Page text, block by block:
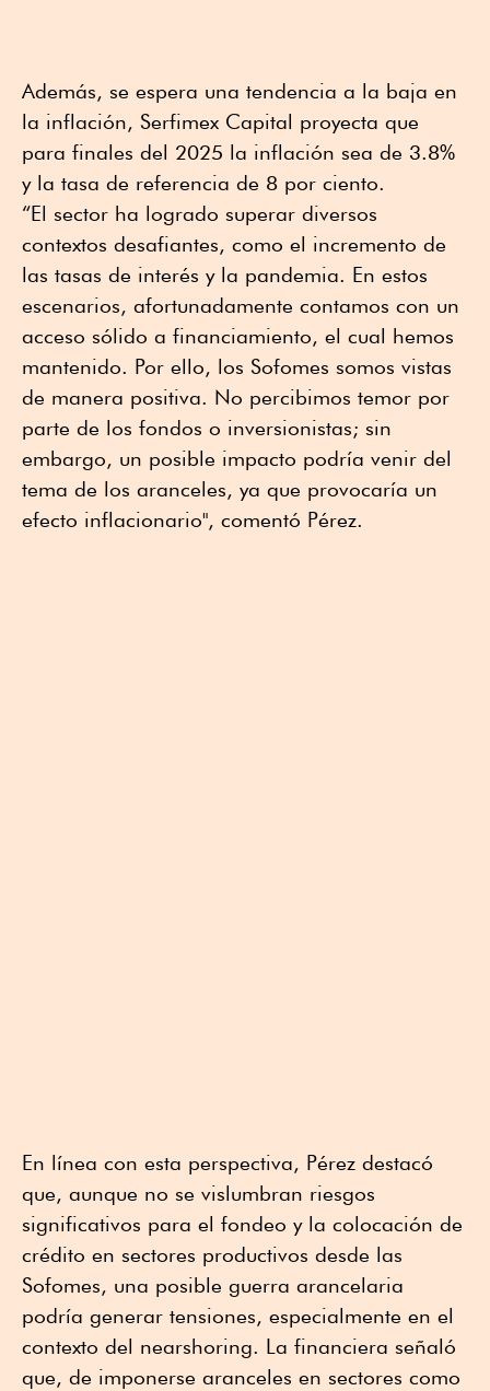
Además, se espera una tendencia a la baja en
la inflación, Serfimex Capital proyecta que
para finales del 2025 la inflación sea de 3.8%
y la tasa de referencia de 8 por ciento.
“El sector ha logrado superar diversos
contextos desafiantes, como el incremento de
las tasas de interés y la pandemia. En estos
escenarios, afortunadamente contamos con un
acceso sólido a financiamiento, el cual hemos
mantenido. Por ello, los Sofomes somos vistas
de manera positiva. No percibimos temor por
parte de los fondos o inversionistas; sin
embargo, un posible impacto podría venir del
tema de los aranceles, ya que provocaría un
efecto inflacionario", comentó Pérez.
En línea con esta perspectiva, Pérez destacó
que, aunque no se vislumbran riesgos
significativos para el fondeo y la colocación de
crédito en sectores productivos desde las
Sofomes, una posible guerra arancelaria
podría generar tensiones, especialmente en el
contexto del nearshoring. La financiera señaló
que, de imponerse aranceles en sectores como